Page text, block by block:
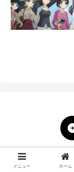
メニュー ホーム